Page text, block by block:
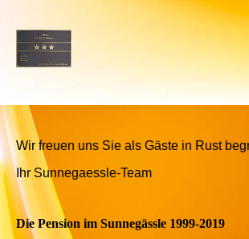
Wir freuen uns Sie als Gäste in Rust
Ihr Sunnegaessle-Team
Die Pension im Sunnegässle 1999-2019